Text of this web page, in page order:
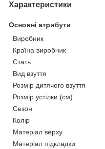
Характеристики
Основні атрибути
Виробник
Країна виробник
Стать
Вид взуття
Розмір дитячого взуття
Розмір устілки (см)
Сезон
Колір
Матеріал верху
Матеріал підкладки